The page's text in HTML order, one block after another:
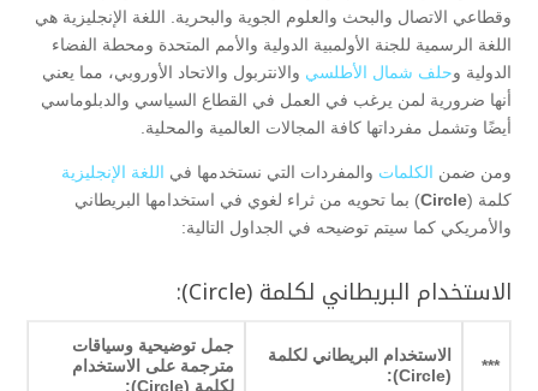
وقطاعي الاتصال والبحث والعلوم الجوية والبحرية. اللغة الإنجليزية هي
اللغة الرسمية للجنة الأولمبية الدولية والأمم المتحدة ومحطة الفضاء
الدولية وحلف شمال الأطلسي والانتربول والاتحاد الأوروبي، مما يعني
أنها ضرورية لمن يرغب في العمل في القطاع السياسي والدبلوماسي
أيضًا وتشمل مفرداتها كافة المجالات العالمية والمحلية.
ومن ضمن الكلمات والمفردات التي نستخدمها في اللغة الإنجليزية
كلمة (Circle) بما تحويه من ثراء لغوي في استخدامها البريطاني
والأمريكي كما سيتم توضيحه في الجداول التالية:
الاستخدام البريطاني لكلمة (Circle):
***
الاستخدام البريطاني لكلمة
(Circle):
جمل توضيحية وسياقات
مترجمة على الاستخدام
لكلمة (Circle
):